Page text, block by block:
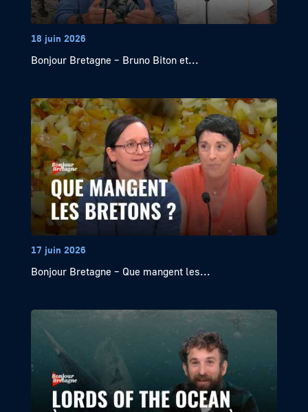
18 juin 2026
Bonjour Bretagne – Bruno Biton et...
17 juin 2026
Bonjour Bretagne – Que mangent les...